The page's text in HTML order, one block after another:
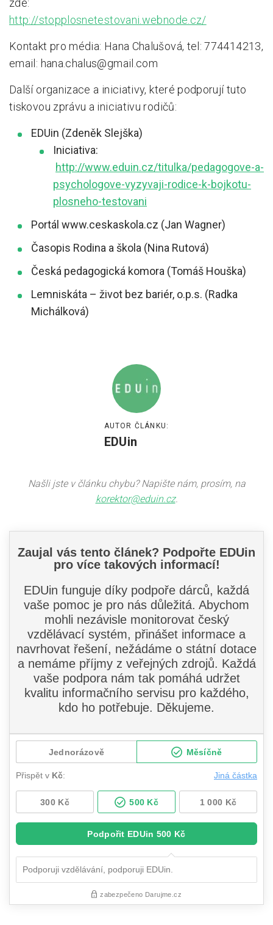
zde:
http://stopplosnetestovani.webnode.cz/
Kontakt pro média: Hana Chalušová, tel: 774414213,
email: hana.chalus@gmail.com
Další organizace a iniciativy, které podporují tuto
tiskovou zprávu a iniciativu rodičů:
EDUin (Zdeněk Slejška)
Iniciativa:
http://www.eduin.cz/titulka/pedagogove-a-
psychologove-vyzyvaji-rodice-k-bojkotu-
plosneho-testovani
Portál www.ceskaskola.cz (Jan Wagner)
Časopis Rodina a škola (Nina Rutová)
Česká pedagogická komora (Tomáš Houška)
Lemniskáta – život bez bariér, o.p.s. (Radka
Michálková)
AUTOR ČLÁNKU:
EDUin
Našli jste v článku chybu? Napište nám, prosím, na
korektor@eduin.cz.